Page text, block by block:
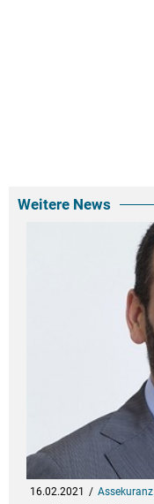
Weitere News
16.02.2021 Assekuranz